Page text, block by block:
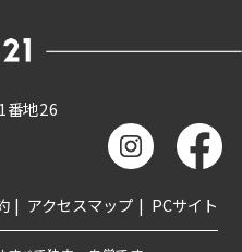
番地26
アクセスマップ PCサイト